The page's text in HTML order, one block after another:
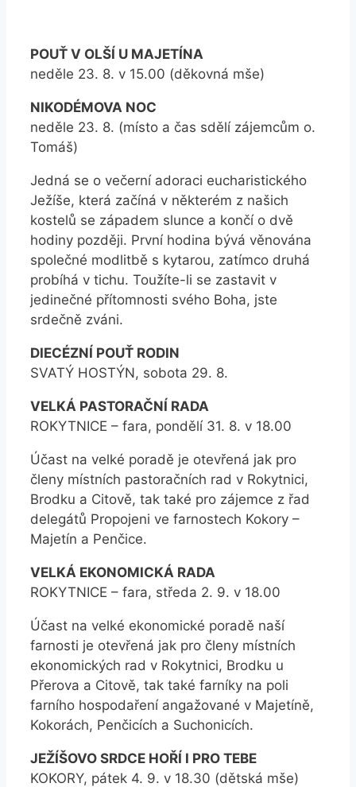
POUŤ V OLŠÍ U MAJETÍNA
neděle 23. 8. v 15.00 (děkovná mše)
NIKODÉMOVA NOC
neděle 23. 8. (místo a čas sdělí zájemcům o.
Tomáš)
Jedná se o večerní adoraci eucharistického
Ježíše, která začíná v některém z našich
kostelů se západem slunce a končí o dvě
hodiny později. První hodina bývá věnována
společné modlitbě s kytarou, zatímco druhá
probíhá v tichu. Toužíte-li se zastavit v
jedinečné přítomnosti svého Boha, jste
srdečně zváni.
DIECÉZNÍ POUŤ RODIN
SVATÝ HOSTÝN, sobota 29. 8.
VELKÁ PASTORAČNÍ RADA
ROKYTNICE – fara, pondělí 31. 8. v 18.00
Účast na velké poradě je otevřená jak pro
členy místních pastoračních rad v Rokytnici,
Brodku a Citově, tak také pro zájemce z řad
delegátů Propojeni ve farnostech Kokory –
Majetín a Penčice.
VELKÁ EKONOMICKÁ RADA
ROKYTNICE – fara, středa 2. 9. v 18.00
Účast na velké ekonomické poradě naší
farnosti je otevřená jak pro členy místních
ekonomických rad v Rokytnici, Brodku u
Přerova a Citově, tak také farníky na poli
farního hospodaření angažované v Majetíně,
Kokorách, Penčicích a Suchonicích.
JEŽÍŠOVO SRDCE HOŘÍ I PRO TEBE
KOKORY, pátek 4. 9. v 18.30 (dětská mše)